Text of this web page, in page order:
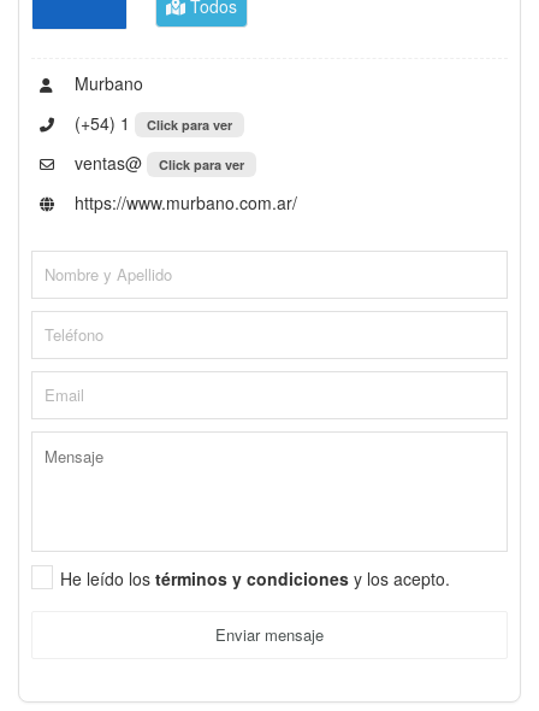
Todos
Murbano
(+54) 1
Click para ver
ventas@ Click para ver
https://www.murbano.com.ar/
He leído los términos y condiciones y los acepto.
Enviar mensaje